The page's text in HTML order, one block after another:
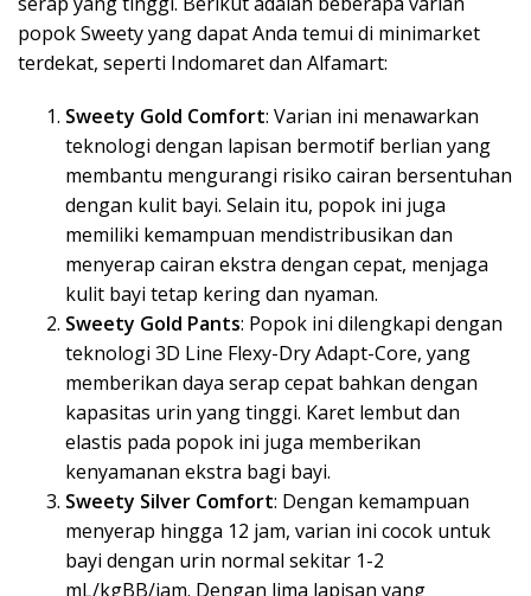
popok Sweety yang dapat Anda temui di minimarket
terdekat, seperti Indomaret dan Alfamart:
Sweety Gold Comfort: Varian ini menawarkan
teknologi dengan lapisan bermotif berlian yang
membantu mengurangi risiko cairan bersentuhan
dengan kulit bayi. Selain itu, popok ini juga
memiliki kemampuan mendistribusikan dan
menyerap cairan ekstra dengan cepat, menjaga
kulit bayi tetap kering dan nyaman.
Sweety Gold Pants: Popok ini dilengkapi dengan
teknologi 3D Line Flexy-Dry Adapt-Core, yang
memberikan daya serap cepat bahkan dengan
kapasitas urin yang tinggi. Karet lembut dan
elastis pada popok ini juga memberikan
kenyamanan ekstra bagi bayi.
Sweety Silver Comfort: Dengan kemampuan
menyerap hingga 12 jam, varian ini cocok untuk
bayi dengan urin normal sekitar 1-2
mL/kgBB/jam. Dengan lima lapisan yang